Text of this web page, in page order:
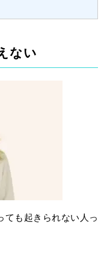
ない
ても起きられない人っ